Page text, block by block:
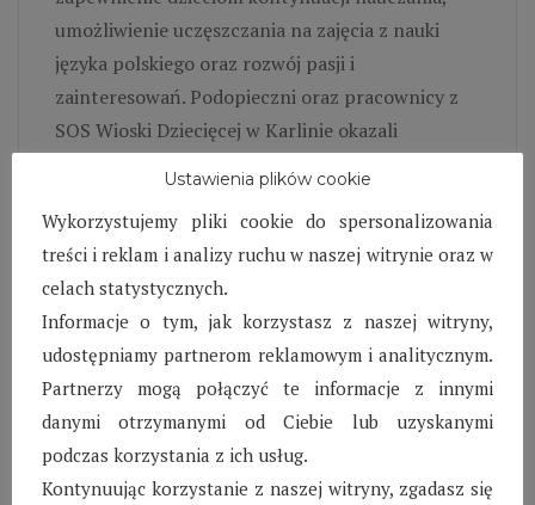
umożliwienie uczęszczania na zajęcia z nauki
języka polskiego oraz rozwój pasji i
zainteresowań. Podopieczni oraz pracownicy z
SOS Wioski Dziecięcej w Karlinie okazali
duże zaangażowanie w sam proces
przygotowawczy domów na przyjęcie nowych
domowników z Ukrainy. W przeciągu tak na
prawdę kilku dni nasze dzieci nawiązały pierwsze
znajomości z dziećmi z Ukrainy i podejmowały
wspólne zabawy.
Priorytetem w tamtym momencie było objęcie
wsparciem także naszych dzieci i młodzieży,
które wykazywały dużo cierpliwości, ale też
Ustawienia plików cookie
Wykorzystujemy pliki cookie do spersonalizowania
treści i reklam i analizy ruchu w naszej witrynie oraz w
celach statystycznych.
Informacje o tym, jak korzystasz z naszej witryny,
udostępniamy partnerom reklamowym i analitycznym.
Partnerzy mogą połączyć te informacje z innymi
danymi otrzymanymi od Ciebie lub uzyskanymi
podczas korzystania z ich usług.
Kontynuując korzystanie z naszej witryny, zgadasz się